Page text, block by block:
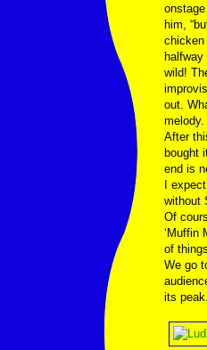
him,
chicken
wild!
out.
melody.
After
bought
end is
I
without
Of
‘Muffin
of
We go
its